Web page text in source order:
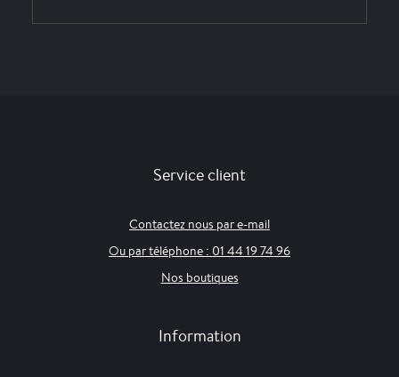
Service client
Contactez nous par e-mail
Ou par téléphone : 01 44 19 74 96
Nos boutiques
Information